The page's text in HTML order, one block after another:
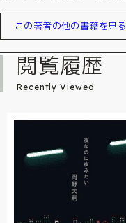
この著者の他の書籍を見る
閲覧履歴
Recently Viewed